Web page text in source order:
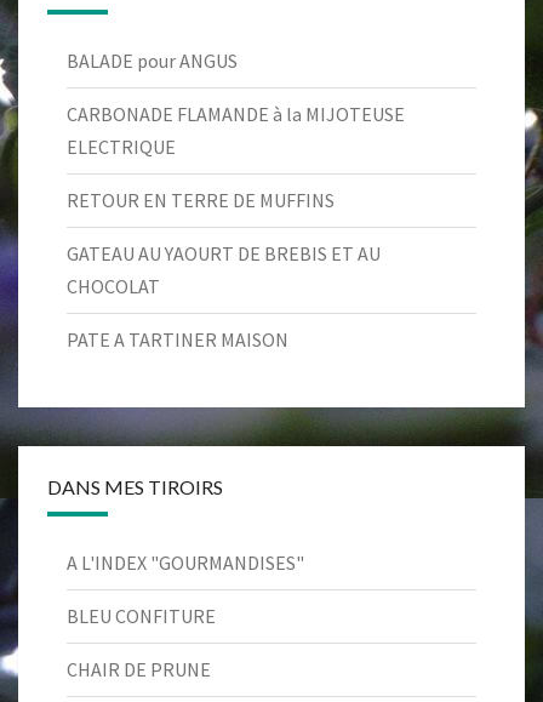
BALADE pour ANGUS
CARBONADE FLAMANDE à la MIJOTEUSE
ELECTRIQUE
RETOUR EN TERRE DE MUFFINS
GATEAU AU YAOURT DE BREBIS ET AU
CHOCOLAT
PATE A TARTINER MAISON
DANS MES TIROIRS
A L'INDEX "GOURMANDISES"
BLEU CONFITURE
CHAIR DE PRUNE